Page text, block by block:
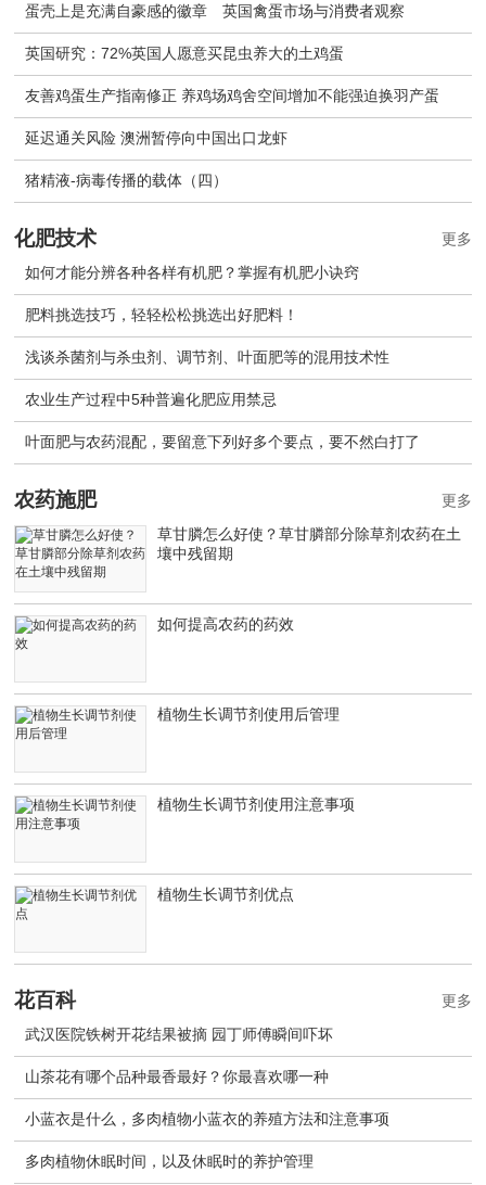
蛋壳上是充满自豪感的徽章 英国禽蛋市场与消费者观察
英国研究：72%英国人愿意买昆虫养大的土鸡蛋
友善鸡蛋生产指南修正 养鸡场鸡舍空间增加不能强迫换羽产蛋
延迟通关风险 澳洲暂停向中国出口龙虾
猪精液-病毒传播的载体（四）
化肥技术
如何才能分辨各种各样有机肥？掌握有机肥小诀窍
肥料挑选技巧，轻轻松松挑选出好肥料！
浅谈杀菌剂与杀虫剂、调节剂、叶面肥等的混用技术性
农业生产过程中5种普遍化肥应用禁忌
叶面肥与农药混配，要留意下列好多个要点，要不然白打了
更多
农药施肥
草甘膦怎么好使？草甘膦部分除草剂农药在土
壤中残留期
如何提高农药的药效
植物生长调节剂使用后管理
植物生长调节剂使用注意事项
植物生长调节剂优点
更多
花百科
武汉医院铁树开花结果被摘 园丁师傅瞬间吓坏
山茶花有哪个品种最香最好？你最喜欢哪一种
小蓝衣是什么，多肉植物小蓝衣的养殖方法和注意事项
多肉植物休眠时间，以及休眠时的养护管理
更多